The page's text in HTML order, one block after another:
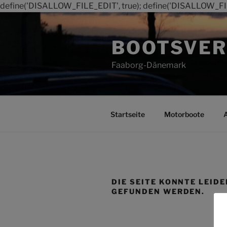
define('DISALLOW_FILE_EDIT', true);
Faaborg-Dänemark
Startseite Motorboote
DIE SEITE KONNTE
GEFUNDEN WERDEN.